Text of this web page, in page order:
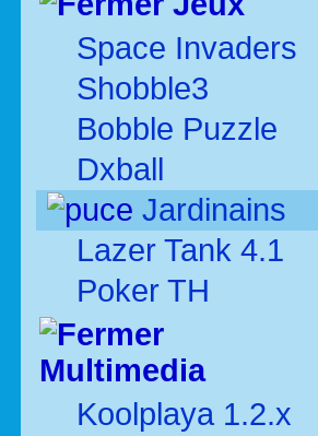
Space Invaders
Shobble3
Bobble Puzzle
Dxball
Jardinains
Lazer Tank 4.1
Poker TH
Multimedia
Koolplaya 1.2.x